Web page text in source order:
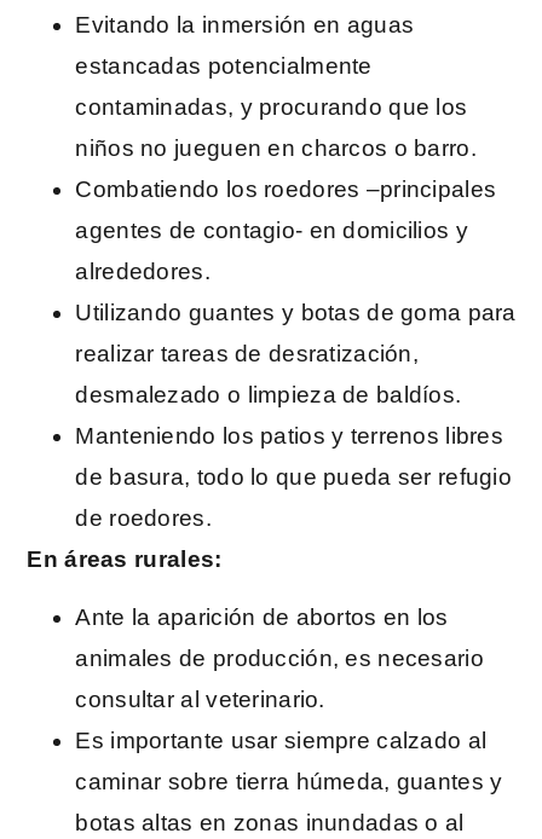
Evitando la inmersión en aguas
estancadas potencialmente
contaminadas, y procurando que los
niños no jueguen en charcos o barro.
Combatiendo los roedores –principales
agentes de contagio- en domicilios y
alrededores.
Utilizando guantes y botas de goma para
realizar tareas de desratización,
desmalezado o limpieza de baldíos.
Manteniendo los patios y terrenos libres
de basura, todo lo que pueda ser refugio
de roedores.
En áreas rurales:
Ante la aparición de abortos en los
animales de producción, es necesario
consultar al veterinario.
Es importante usar siempre calzado al
caminar sobre tierra húmeda, guantes y
botas altas en zonas inundadas o al